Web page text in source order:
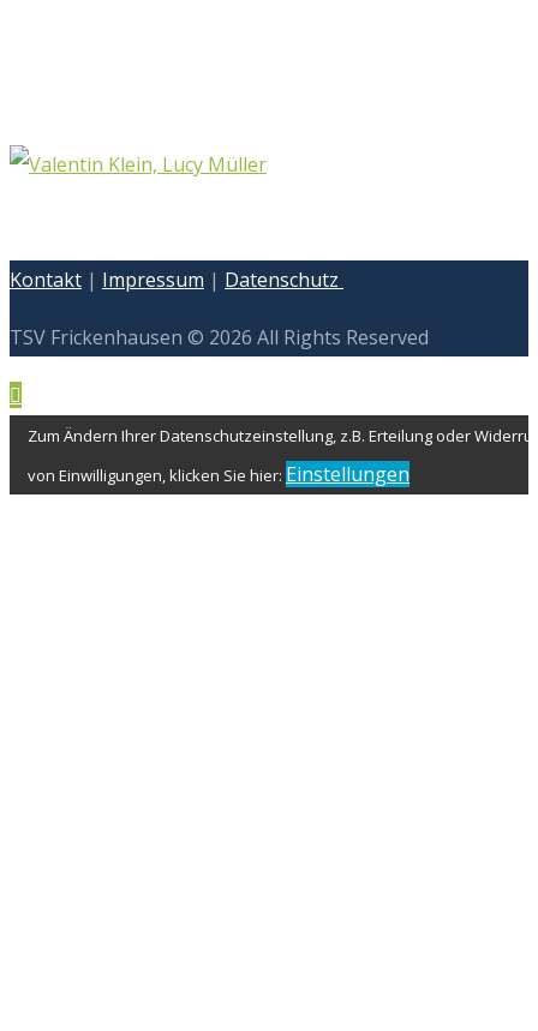
Kontakt | Impressum | Datenschutz
TSV Frickenhausen © 2026 All Rights Reserved
Zum Ändern Ihrer Datenschutzeinstellung, z.B. Erteilung oder Widerruf
von Einwilligungen, klicken Sie hier: Einstellungen